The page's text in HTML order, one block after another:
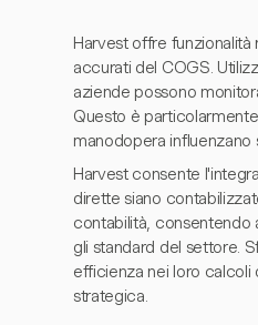
Harvest offre
accurati del COGS.
aziende possono
Questo è
manodopera influenzano
Harvest consente
dirette siano
contabilità, consentendo
gli standard del settore.
efficienza nei loro calcoli
strategica.